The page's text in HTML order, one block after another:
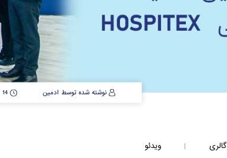
نوشته شده توسط ادمین 14 دسامبر 2022
گالری ویدئو